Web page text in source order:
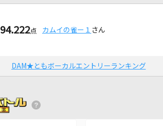
94.222点 カムイの雀ー１ さん
DAM★ともボーカルエントリーランキング